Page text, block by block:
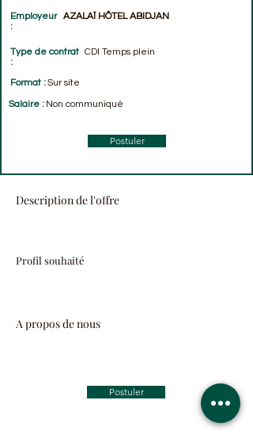
Employeur
:
AZALAÏ HÔTEL ABIDJAN
Type de contrat
:
CDI Temps plein
Format :Sur site
Salaire : Non communiqué
Postuler
Description de l'offre
Profil souhaité
A propos de nous
Postuler